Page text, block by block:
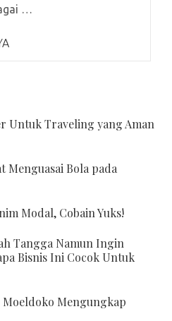
…
Untuk Traveling yang Aman
Menguasai Bola pada
Modal, Cobain Yuks!
Tangga Namun Ingin
Bisnis Ini Cocok Untuk
Mengungkap